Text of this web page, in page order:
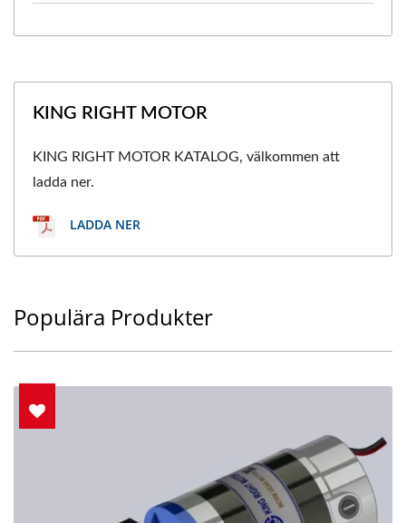
KING RIGHT MOTOR
KING RIGHT MOTOR KATALOG, välkommen att
ladda ner.
LADDA NER
Populära Produkter